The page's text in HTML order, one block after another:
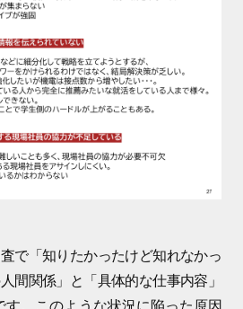
で「知りたかったけど知れなかっ
間関係」と「具体的な仕事内容」
す。このような状況に陥った原因